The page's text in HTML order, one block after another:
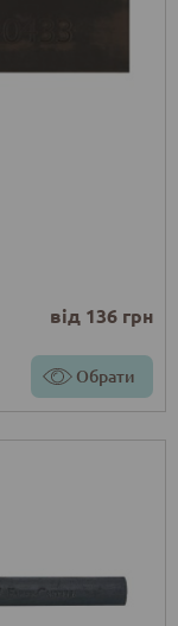
від 136 грн
Обрати